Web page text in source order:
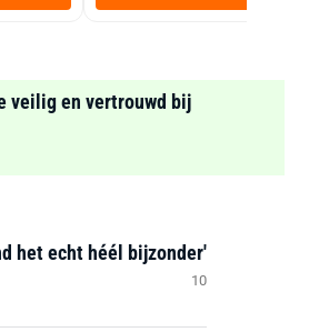
veilig en vertrouwd bij
het echt héél bijzonder'
10